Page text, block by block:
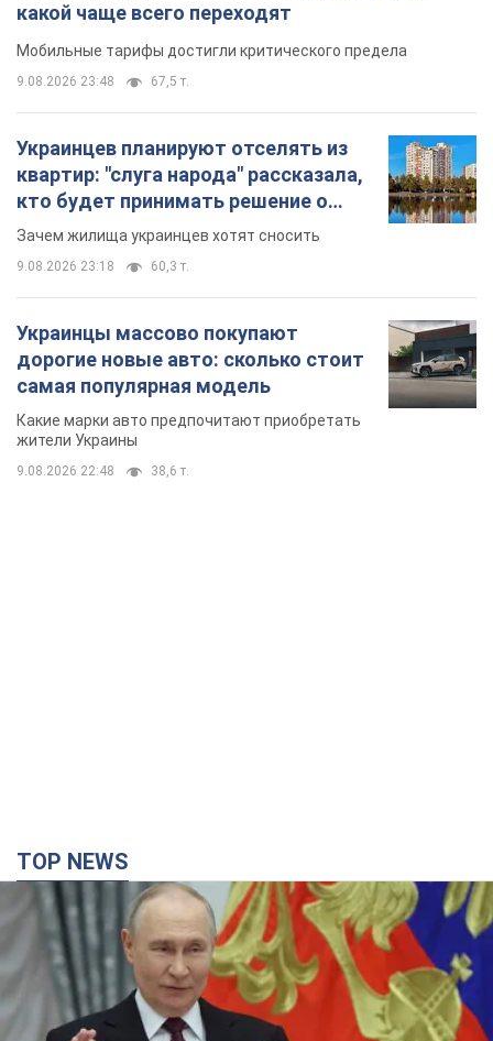
какой чаще всего переходят
Мобильные тарифы достигли критического предела
9.08.2026 23:48 67,5 т.
Украинцев планируют отселять из
квартир: "слуга народа" рассказала,
кто будет принимать решение о
сносе домов
Зачем жилища украинцев хотят сносить
9.08.2026 23:18 60,3 т.
Украинцы массово покупают
дорогие новые авто: сколько стоит
самая популярная модель
Какие марки авто предпочитают приобретать
жители Украины
9.08.2026 22:48 38,6 т.
TOP NEWS